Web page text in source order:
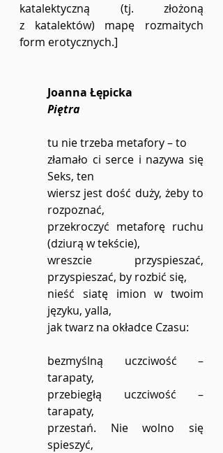
katalektyczną (tj. złożoną
z katalektów) mapę rozmaitych
form erotycznych.]
Joanna Łępicka
Piętra
tu nie trzeba metafory – to
złamało ci serce i nazywa się
Seks, ten
wiersz jest dość duży, żeby to
rozpoznać,
przekroczyć metaforę ruchu
(dziurą w tekście),
wreszcie przyspieszać,
przyspieszać, by rozbić się,
nieść siatę imion w twoim
języku, yalla,
jak twarz na okładce Czasu:
bezmyślną uczciwość –
tarapaty,
przebiegłą uczciwość –
tarapaty,
przestań. Nie wolno się
spieszyć,